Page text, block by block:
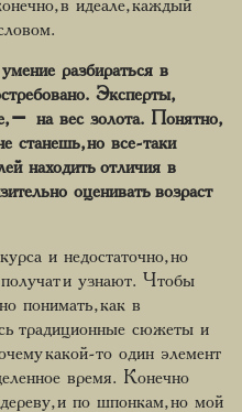
в идеале, каждый
разбираться в
Эксперты,
– на вес золота. Понятно,
станешь, но все-таки
находить отличия в
оценивать возраст
и недостаточно, но
получат и узнают. Чтобы
понимать, как в
традиционные сюжеты и
какой-то один элемент
время. Конечно
и по шпонкам, но мой